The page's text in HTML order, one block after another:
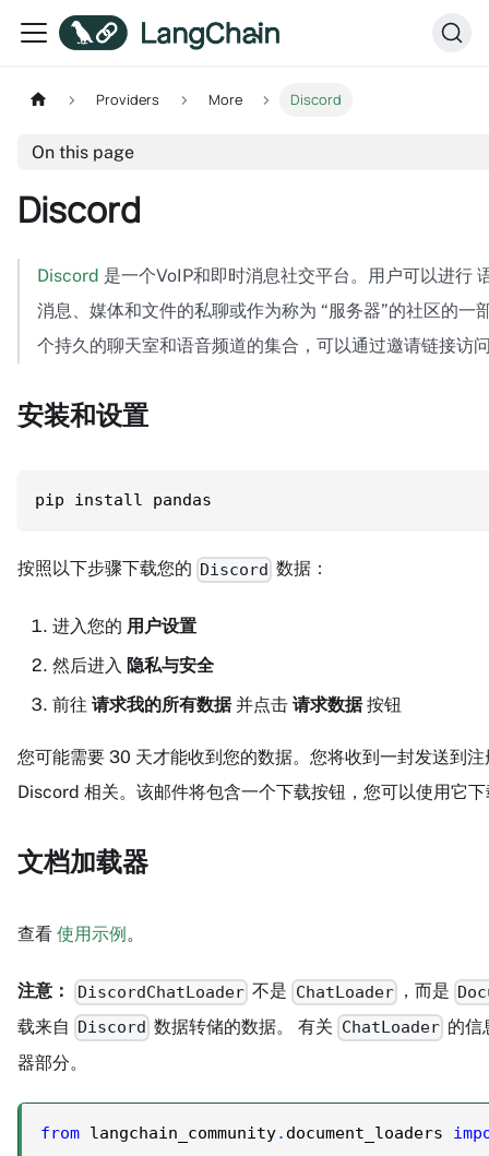
Providers More Discord
On this page
Discord
Discord 是一个VoIP和即时消息社交平台。用户可以进行
消息、媒体和文件的私聊或作为称为 “服务器”的社区的一
个持久的聊天室和语音频道的集合，可以通过邀请链接访
安装和设置
pip install pandas
按照以下步骤下载您的 Discord 数据：
进入您的 用户设置
然后进入 隐私与安全
前往 请求我的所有数据并点击 请求数据按钮
您可能需要 30 天才能收到您的数据。您将收到一封发送到
Discord 相关。该邮件将包含一个下载按钮，您可以使用它
文档加载器
查看 使用示例。
注意： DiscordChatLoader 不是 ChatLoader，而是
载来自 Discord 数据转储的数据。 有关 ChatLoader 的信
器部分。
from langchain_community. document_loaders